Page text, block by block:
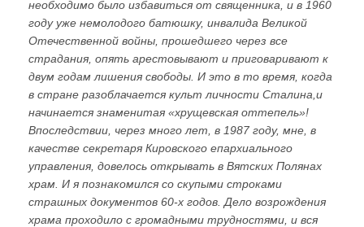
необходимо было избавиться от священника, и в 1960
году уже немолодого батюшку, инвалида Великой
Отечественной войны, прошедшего через все
страдания, опять арестовывают и приговаривают к
двум годам лишения свободы. И это в то время, когда
в стране разоблачается культ личности Сталина,и
начинается знаменитая «хрущевская оттепель»!
Впоследствии, через много лет, в 1987 году, мне, в
качестве секретаря Кировского епархиального
управления, довелось открывать в Вятских Полянах
храм. И я познакомился со скупыми строками
страшных документов 60-х годов. Дело возрождения
храма проходило с громадными трудностями, и вся